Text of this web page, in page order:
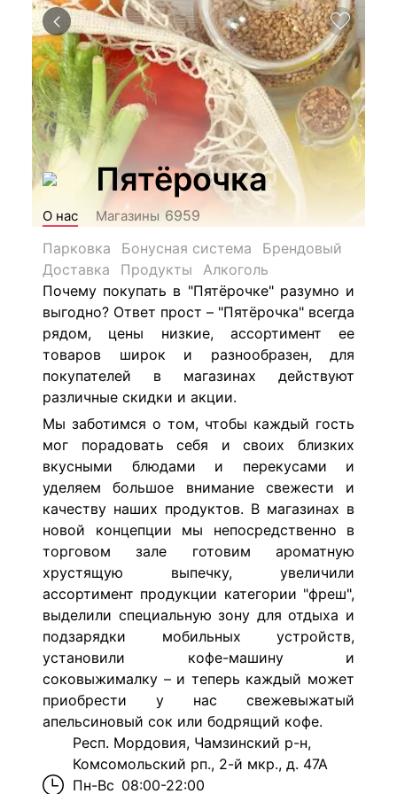
Пятёрочка
О нас Магазины 6959
Парковка
Бонусная система
Брендовый
Доставка
Продукты
Алкоголь
Почему покупать в "Пятёрочке" разумно и
выгодно? Ответ прост – "Пятёрочка" всегда
рядом, цены низкие, ассортимент ее
товаров широк и разнообразен, для
покупателей в магазинах действуют
различные скидки и акции.
Мы заботимся о том, чтобы каждый гость
мог порадовать себя и своих близких
вкусными блюдами и перекусами и
уделяем большое внимание свежести и
качеству наших продуктов. В магазинах в
новой концепции мы непосредственно в
торговом зале готовим ароматную
хрустящую выпечку, увеличили
ассортимент продукции категории "фреш",
выделили специальную зону для отдыха и
подзарядки мобильных устройств,
установили кофе-машину и
соковыжималку – и теперь каждый может
приобрести у нас свежевыжатый
апельсиновый сок или бодрящий кофе.
Респ. Мордовия, Чамзинский р-н,
Комсомольский рп., 2-й мкр., д. 47А
Пн-Вс 08:00-22:00